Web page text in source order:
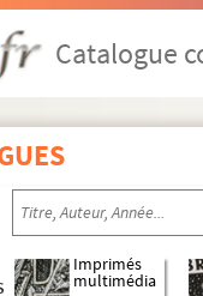
Catalogue
Imprimés
multimédia